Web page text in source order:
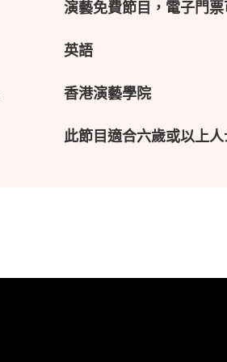
演藝免費節目，電子門
英語
香港演藝學院
此節目適合六歲或以上